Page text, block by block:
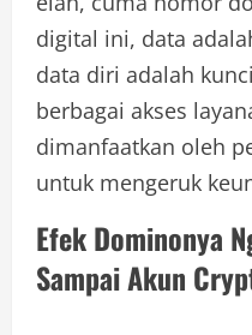
digital ini, data
data diri adalah kunci
berbagai akses
dimanfaatkan oleh
untuk mengeruk
Efek Dominonya
Sampai Akun